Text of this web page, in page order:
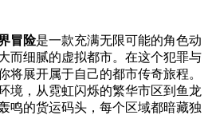
冒险是一款充满无限可能的角色动
而细腻的虚拟都市。在这个犯罪与
将展开属于自己的都市传奇旅程。
境，从霓虹闪烁的繁华市区到鱼龙
鸣的货运码头，每个区域都暗藏独